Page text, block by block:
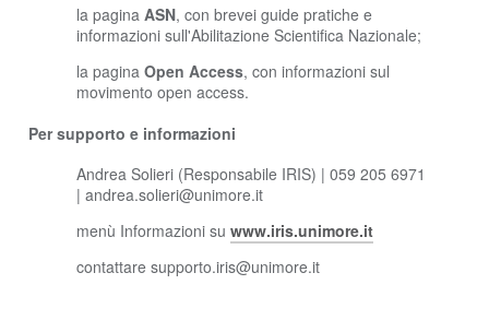
la pagina ASN, con brevei guide pratiche e
informazioni sull'Abilitazione Scientifica Nazionale;
la pagina Open Access, con informazioni sul
movimento open access.
Per supporto e informazioni
Andrea Solieri (Responsabile IRIS) | 059 205 6971
| andrea.solieri@unimore.it
menù Informazioni su www.iris.unimore.it
contattare supporto.iris@unimore.it